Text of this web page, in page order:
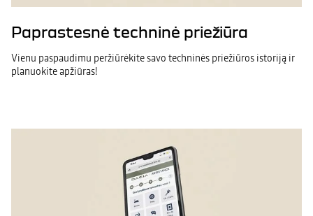
Paprastesnė techninė priežiūra
Vienu paspaudimu peržiūrėkite savo techninės priežiūros istoriją ir
planuokite apžiūras!